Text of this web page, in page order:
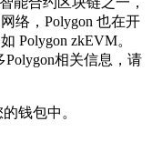
络，Polygon 也在开
Polygon zkEVM。
Polygon相关信息，请
钱包中。